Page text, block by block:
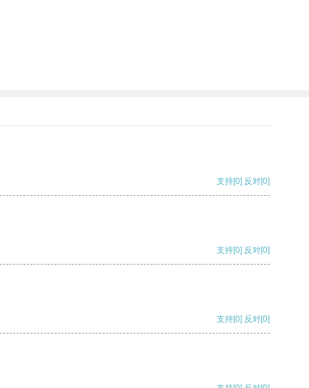
支持[0] 反对[0]
支持[0] 反对[0]
支持[0] 反对[0]